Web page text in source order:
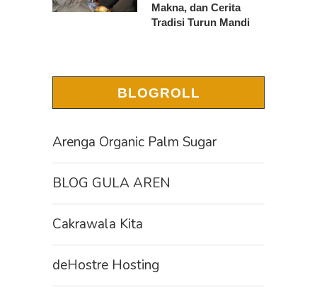
Makna, dan Cerita
Tradisi Turun Mandi
BLOGROLL
Arenga Organic Palm Sugar
BLOG GULA AREN
Cakrawala Kita
deHostre Hosting